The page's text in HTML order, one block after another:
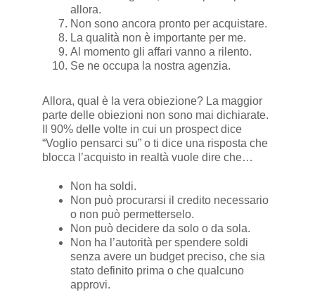
allora.
Non sono ancora pronto per acquistare.
La qualità non è importante per me.
Al momento gli affari vanno a rilento.
Se ne occupa la nostra agenzia.
Allora, qual è la vera obiezione? La maggior
parte delle obiezioni non sono mai dichiarate.
Il 90% delle volte in cui un prospect dice
“Voglio pensarci su” o ti dice una risposta che
blocca l’acquisto in realtà vuole dire che…
Non ha soldi.
Non può procurarsi il credito necessario
o non può permetterselo.
Non può decidere da solo o da sola.
Non ha l’autorità per spendere soldi
senza avere un budget preciso, che sia
stato definito prima o che qualcuno
approvi.